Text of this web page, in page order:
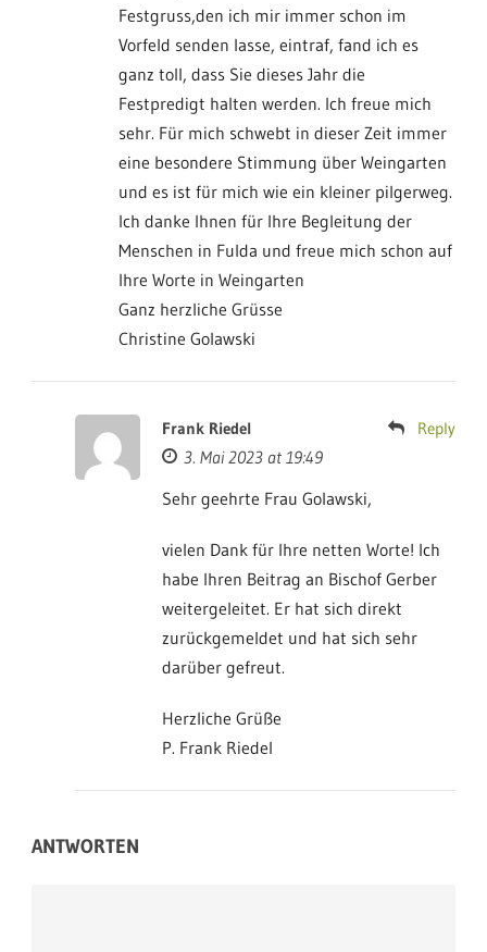
Festgruss,den ich mir immer schon im
Vorfeld senden lasse, eintraf, fand ich es
ganz toll, dass Sie dieses Jahr die
Festpredigt halten werden. Ich freue mich
sehr. Für mich schwebt in dieser Zeit immer
eine besondere Stimmung über Weingarten
und es ist für mich wie ein kleiner pilgerweg.
Ich danke Ihnen für Ihre Begleitung der
Menschen in Fulda und freue mich schon auf
Ihre Worte in Weingarten
Ganz herzliche Grüsse
Christine Golawski
Frank Riedel
3. Mai 2023 at 19:49
Reply
Sehr geehrte Frau Golawski,
vielen Dank für Ihre netten Worte! Ich
habe Ihren Beitrag an Bischof Gerber
weitergeleitet. Er hat sich direkt
zurückgemeldet und hat sich sehr
darüber gefreut.
Herzliche Grüße
P. Frank Riedel
ANTWORTEN